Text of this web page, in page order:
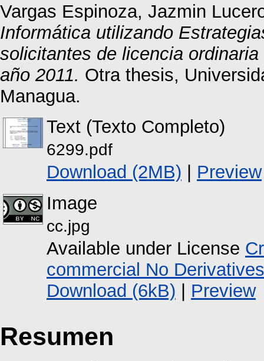
Vargas Espinoza, Jazmin
Informática utilizando
solicitantes de licencia
año 2011. Otra thesis,
Managua.
Text (Texto Completo)
6299.pdf
Download (2MB) | Preview
Image
cc.jpg
Available under License
commercial No Derivatives
Download (6kB) | Preview
Resumen